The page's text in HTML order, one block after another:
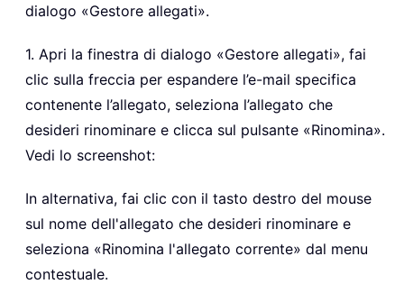
dialogo «Gestore allegati».
1. Apri la finestra di dialogo «Gestore allegati», fai
clic sulla freccia per espandere l’e-mail specifica
contenente l’allegato, seleziona l’allegato che
desideri rinominare e clicca sul pulsante «Rinomina».
Vedi lo screenshot:
In alternativa, fai clic con il tasto destro del mouse
sul nome dell'allegato che desideri rinominare e
seleziona «Rinomina l'allegato corrente» dal menu
contestuale.